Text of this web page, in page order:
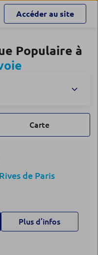
Accéder au site
Populaire à
Carte
de Paris
Plus d’infos